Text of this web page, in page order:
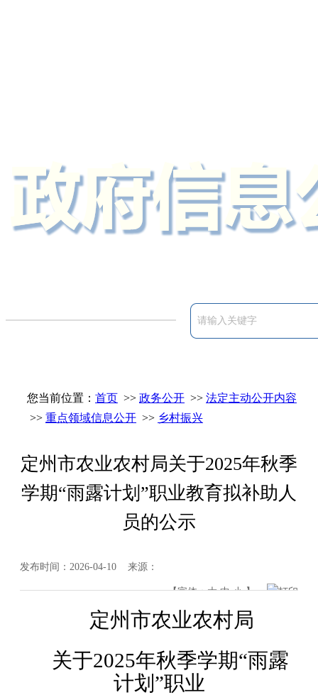
您当前位置： 首页 >> 政务公开 >> 法定主动公开内容
>> 重点领域信息公开 >> 乡村振兴
定州市农业农村局关于2025年秋季
学期“雨露计划”职业教育拟补助人
员的公示
发布时间：2026-04-10 来源：
【字体：大 中 小】 打印
定州市农业农村局
关于2025年秋季学期“雨露
计划 ”职业